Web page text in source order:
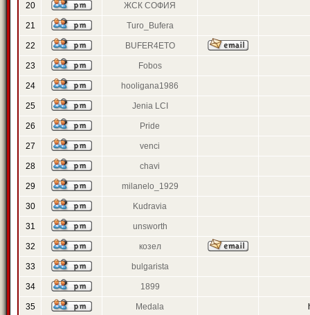
20 ЖСК СОФИЯ
21 Turo_Bufera
22 BUFER4ETO
23 Fobos
24 hooligana1986
25 Jenia LCI
26 Pride
27 venci
28 chavi
29 milanelo_1929
30 Kudravia
31 unsworth
32 козел
33 bulgarista
34 1899
35 Medala